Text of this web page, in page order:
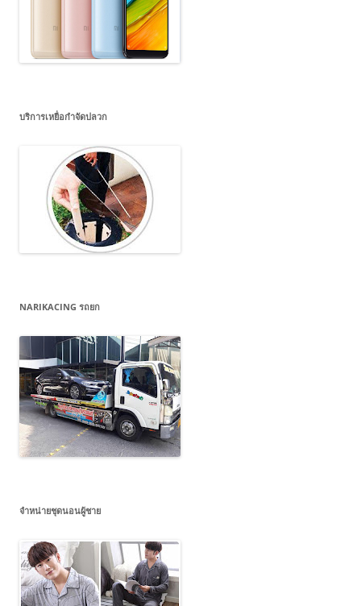
บริการเหยื่อกำจัดปลวก
NARIKACING รถยก
จำหน่ายชุดนอนผู้ชาย